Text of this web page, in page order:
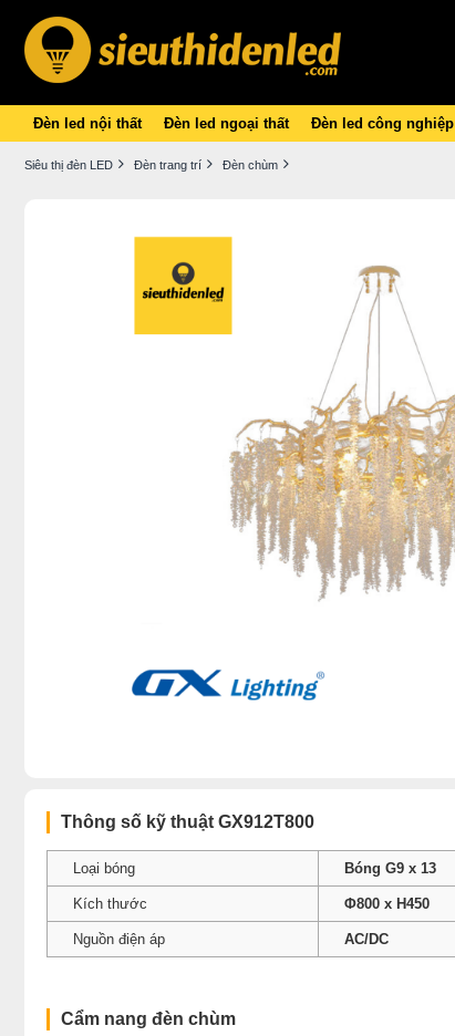
Đèn led nội thất Đèn led ngoại thất Đèn led công nghiệp
Siêu thị đèn LED Đèn trang trí Đèn chùm
Thông số kỹ thuật GX912T800
Loại bóng Bóng G9 x 13
Kích thước Φ800 x H450
Nguồn điện áp AC/DC
Cẩm nang đèn chùm